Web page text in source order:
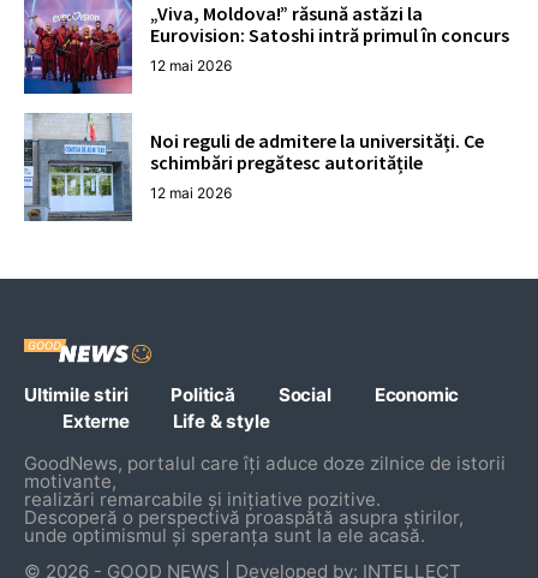
„Viva, Moldova!” răsună astăzi la
Eurovision: Satoshi intră primul în concurs
12 mai 2026
Noi reguli de admitere la universități. Ce
schimbări pregătesc autoritățile
12 mai 2026
Ultimile stiri Politică Social
Economic
Externe
Life & style
GoodNews, portalul care îți aduce doze zilnice de istorii
motivante,
realizări remarcabile și inițiative pozitive.
Descoperă o perspectivă proaspătă asupra știrilor,
unde optimismul și speranța sunt la ele acasă.
© 2026 - GOOD NEWS | Developed by: INTELLECT